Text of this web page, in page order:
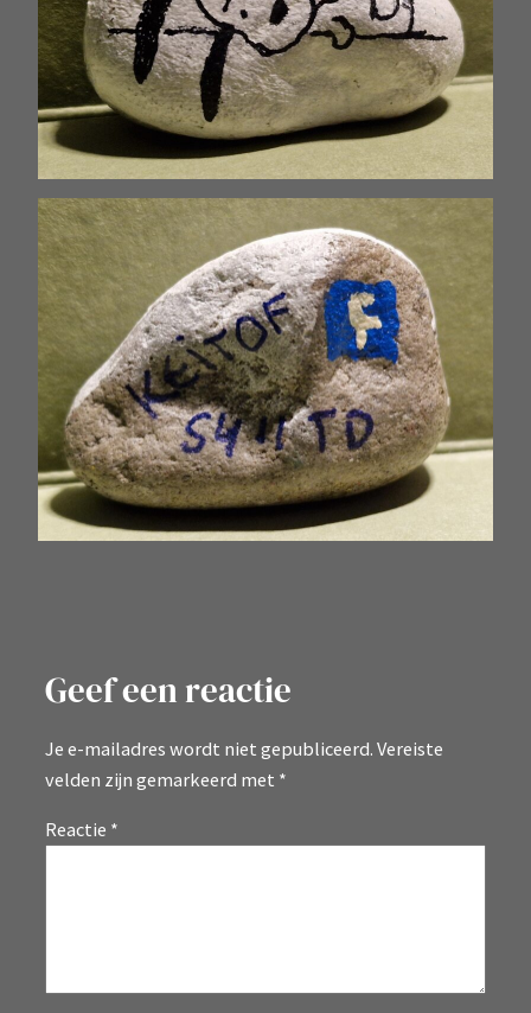
Geef een reactie
Je e-mailadres wordt niet gepubliceerd. Vereiste
velden zijn gemarkeerd met *
Reactie *